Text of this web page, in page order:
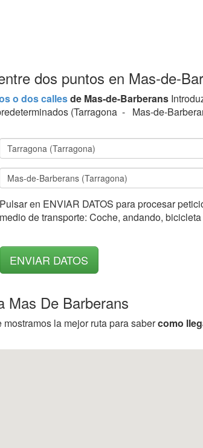
dos puntos en Mas-de-
o dos callesde Mas-de-Barberans
(Tarragona - Mas-de-
Pulsar en ENVIAR DATOS para procesar
medio de transporte: Coche, andando,
Mas De Barberans
la mejor ruta para sabercomo